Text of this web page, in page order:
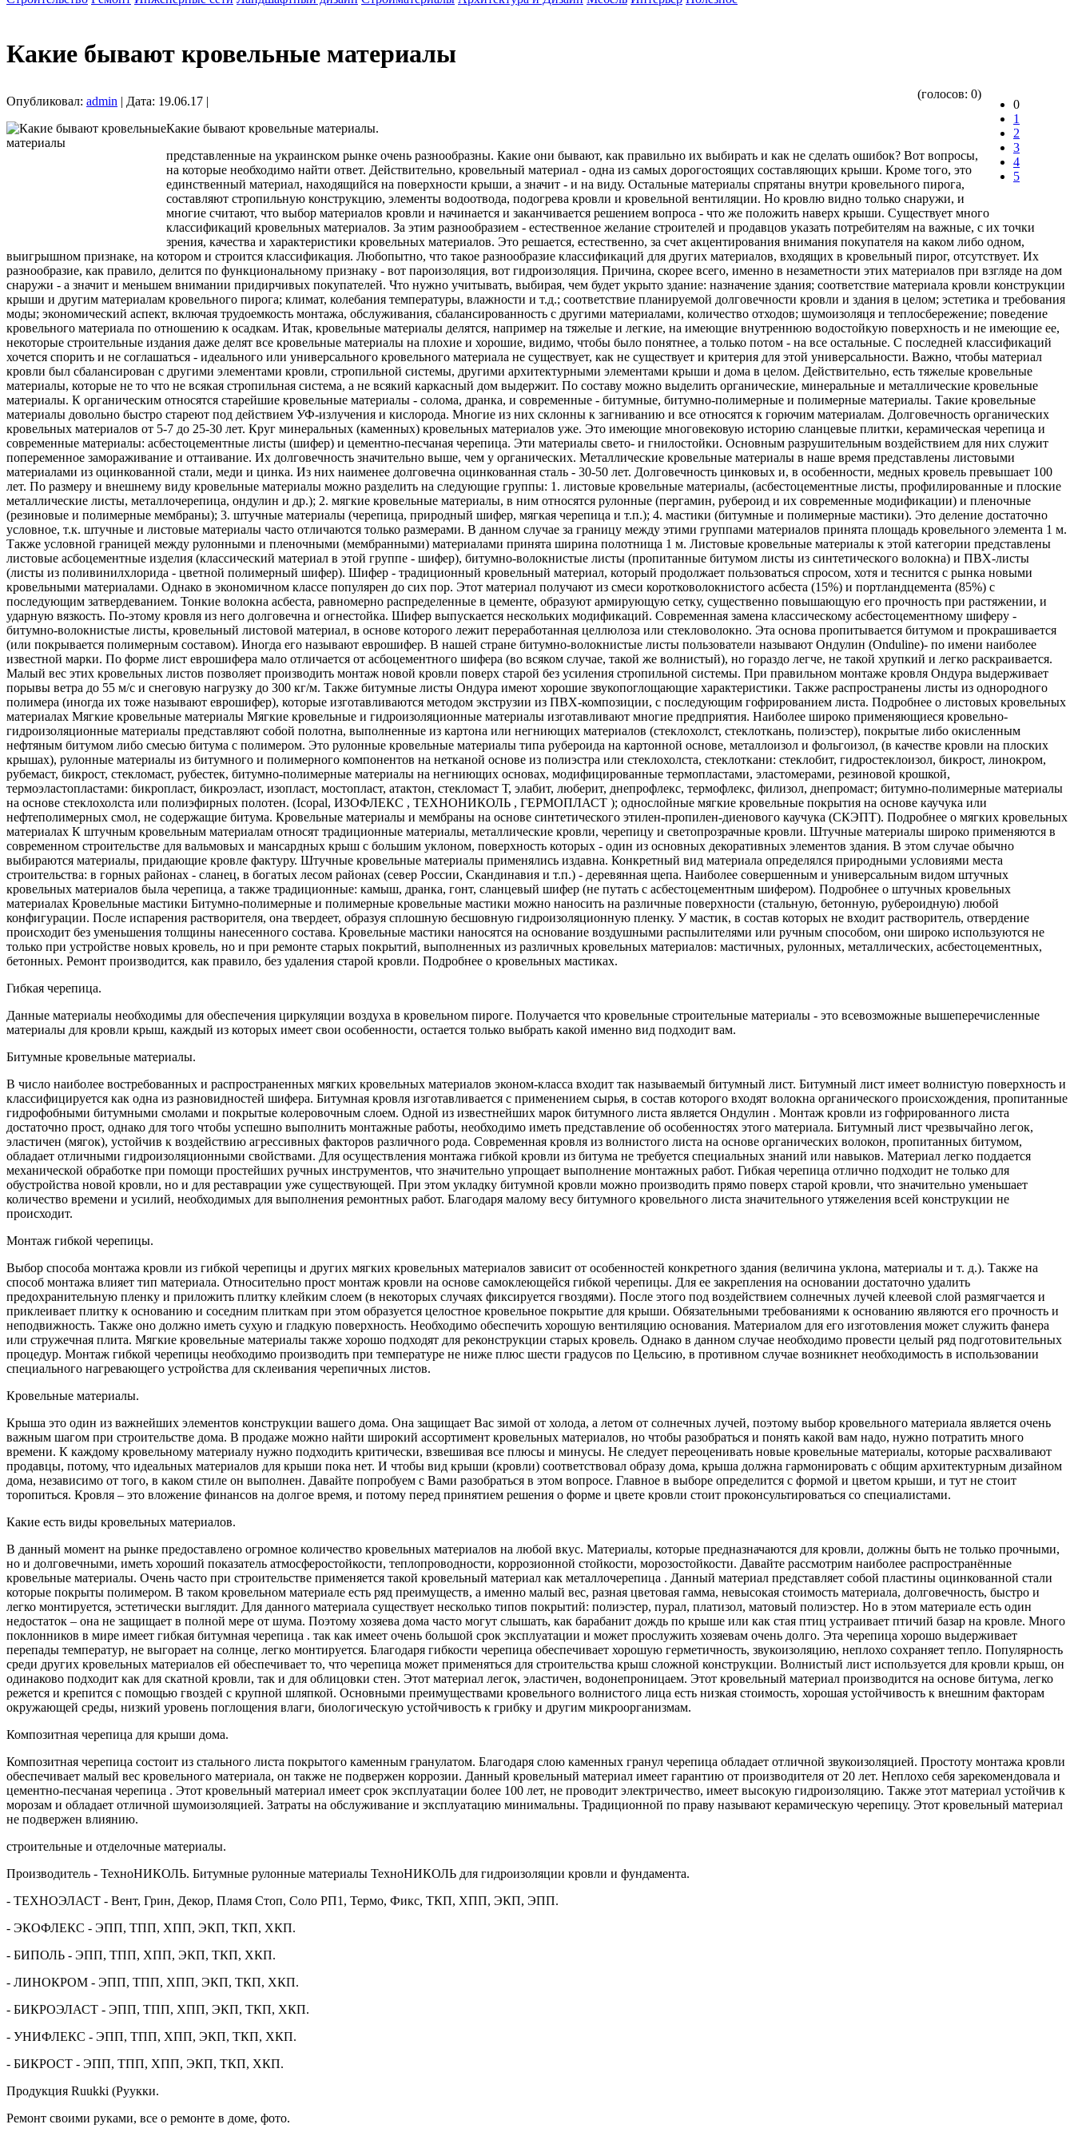
Какие бывают кровельные материалы
Опубликовал: admin | Дата: 19.06.17 |
0
1
2
3
4
5
(голосов: 0)
Какие бывают кровельные материалы.
представленные на украинском рынке очень разнообразны. Какие они бывают, как правильно их выбирать и как не сделать ошибок? Вот вопросы,
на которые необходимо найти ответ. Действительно, кровельный материал - одна из самых дорогостоящих составляющих крыши. Кроме того, это
единственный материал, находящийся на поверхности крыши, а значит - и на виду. Остальные материалы спрятаны внутри кровельного пирога,
составляют стропильную конструкцию, элементы водоотвода, подогрева кровли и кровельной вентиляции. Но кровлю видно только снаружи, и
многие считают, что выбор материалов кровли и начинается и заканчивается решением вопроса - что же положить наверх крыши. Существует много
классификаций кровельных материалов. За этим разнообразием - естественное желание строителей и продавцов указать потребителям на важные, с их точки
зрения, качества и характеристики кровельных материалов. Это решается, естественно, за счет акцентирования внимания покупателя на каком либо одном,
выигрышном признаке, на котором и строится классификация. Любопытно, что такое разнообразие классификаций для других материалов, входящих в кровельный пирог, отсутствует. Их
разнообразие, как правило, делится по функциональному признаку - вот пароизоляция, вот гидроизоляция. Причина, скорее всего, именно в незаметности этих материалов при взгляде на дом
снаружи - а значит и меньшем внимании придирчивых покупателей. Что нужно учитывать, выбирая, чем будет укрыто здание: назначение здания; соответствие материала кровли конструкции
крыши и другим материалам кровельного пирога; климат, колебания температуры, влажности и т.д.; соответствие планируемой долговечности кровли и здания в целом; эстетика и требования
моды; экономический аспект, включая трудоемкость монтажа, обслуживания, сбалансированность с другими материалами, количество отходов; шумоизоляця и теплосбережение; поведение
кровельного материала по отношению к осадкам. Итак, кровельные материалы делятся, например на тяжелые и легкие, на имеющие внутреннюю водостойкую поверхность и не имеющие ее,
некоторые строительные издания даже делят все кровельные материалы на плохие и хорошие, видимо, чтобы было понятнее, а только потом - на все остальные. С последней классификаций
хочется спорить и не соглашаться - идеального или универсального кровельного материала не существует, как не существует и критерия для этой универсальности. Важно, чтобы материал
кровли был сбалансирован с другими элементами кровли, стропильной системы, другими архитектурными элементами крыши и дома в целом. Действительно, есть тяжелые кровельные
материалы, которые не то что не всякая стропильная система, а не всякий каркасный дом выдержит. По составу можно выделить органические, минеральные и металлические кровельные
материалы. К органическим относятся старейшие кровельные материалы - солома, дранка, и современные - битумные, битумно-полимерные и полимерные материалы. Такие кровельные
материалы довольно быстро стареют под действием УФ-излучения и кислорода. Многие из них склонны к загниванию и все относятся к горючим материалам. Долговечность органических
кровельных материалов от 5-7 до 25-30 лет. Круг минеральных (каменных) кровельных материалов уже. Это имеющие многовековую историю сланцевые плитки, керамическая черепица и
современные материалы: асбестоцементные листы (шифер) и цементно-песчаная черепица. Эти материалы свето- и гнилостойки. Основным разрушительным воздействием для них служит
попеременное замораживание и оттаивание. Их долговечность значительно выше, чем у органических. Металлические кровельные материалы в наше время представлены листовыми
материалами из оцинкованной стали, меди и цинка. Из них наименее долговечна оцинкованная сталь - 30-50 лет. Долговечность цинковых и, в особенности, медных кровель превышает 100
лет. По размеру и внешнему виду кровельные материалы можно разделить на следующие группы: 1. листовые кровельные материалы, (асбестоцементные листы, профилированные и плоские
металлические листы, металлочерепица, ондулин и др.); 2. мягкие кровельные материалы, в ним относятся рулонные (пергамин, рубероид и их современные модификации) и пленочные
(резиновые и полимерные мембраны); 3. штучные материалы (черепица, природный шифер, мягкая черепица и т.п.); 4. мастики (битумные и полимерные мастики). Это деление достаточно
условное, т.к. штучные и листовые материалы часто отличаются только размерами. В данном случае за границу между этими группами материалов принята площадь кровельного элемента 1 м.
Также условной границей между рулонными и пленочными (мембранными) материалами принята ширина полотнища 1 м. Листовые кровельные материалы к этой категории представлены
листовые асбоцементные изделия (классический материал в этой группе - шифер), битумно-волокнистые листы (пропитанные битумом листы из синтетического волокна) и ПВХ-листы
(листы из поливинилхлорида - цветной полимерный шифер). Шифер - традиционный кровельный материал, который продолжает пользоваться спросом, хотя и теснится с рынка новыми
кровельными материалами. Однако в экономичном классе популярен до сих пор. Этот материал получают из смеси коротковолокнистого асбеста (15%) и портландцемента (85%) с
последующим затвердеванием. Тонкие волокна асбеста, равномерно распределенные в цементе, образуют армирующую сетку, существенно повышающую его прочность при растяжении, и
ударную вязкость. По-этому кровля из него долговечна и огнестойка. Шифер выпускается нескольких модификаций. Современная замена классическому асбестоцементному шиферу -
битумно-волокнистые листы, кровельный листовой материал, в основе которого лежит переработанная целлюлоза или стекловолокно. Эта основа пропитывается битумом и прокрашивается
(или покрывается полимерным составом). Иногда его называют еврошифер. В нашей стране битумно-волокнистые листы пользователи называют Ондулин (Onduline)- по имени наиболее
известной марки. По форме лист еврошифера мало отличается от асбоцементного шифера (во всяком случае, такой же волнистый), но гораздо легче, не такой хрупкий и легко раскраивается.
Малый вес этих кровельных листов позволяет производить монтаж новой кровли поверх старой без усиления стропильной системы. При правильном монтаже кровля Ондура выдерживает
порывы ветра до 55 м/c и снеговую нагрузку до 300 кг/м. Также битумные листы Ондура имеют хорошие звукопоглощающие характеристики. Также распространены листы из однородного
полимера (иногда их тоже называют еврошифер), которые изготавливаются методом экструзии из ПВХ-композиции, с последующим гофрированием листа. Подробнее о листовых кровельных
материалах Мягкие кровельные материалы Мягкие кровельные и гидроизоляционные материалы изготавливают многие предприятия. Наиболее широко применяющиеся кровельно-
гидроизоляционные материалы представляют собой полотна, выполненные из картона или негниющих материалов (стеклохолст, стеклоткань, полиэстер), покрытые либо окисленным
нефтяным битумом либо смесью битума с полимером. Это рулонные кровельные материалы типа рубероида на картонной основе, металлоизол и фольгоизол, (в качестве кровли на плоских
крышах), рулонные материалы из битумного и полимерного компонентов на нетканой основе из полиэстра или стеклохолста, стеклоткани: стеклобит, гидростеклоизол, бикрост, линокром,
рубемаст, бикрост, стекломаст, рубестек, битумно-полимерные материалы на негниющих основах, модифицированные термопластами, эластомерами, резиновой крошкой,
термоэластопластами: бикропласт, бикроэласт, изопласт, мостопласт, атактон, стекломаст Т, элабит, люберит, днепрофлекс, термофлекс, филизол, днепромаст; битумно-полимерные материалы
на основе стеклохолста или полиэфирных полотен. (Icopal, ИЗОФЛЕКС , ТЕХНОНИКОЛЬ , ГЕРМОПЛАСТ ); однослойные мягкие кровельные покрытия на основе каучука или
нефтеполимерных смол, не содержащие битума. Кровельные материалы и мембраны на основе синтетического этилен-пропилен-диенового каучука (СКЭПТ). Подробнее о мягких кровельных
материалах К штучным кровельным материалам относят традиционные материалы, металлические кровли, черепицу и светопрозрачные кровли. Штучные материалы широко применяются в
современном строительстве для вальмовых и мансардных крыш с большим уклоном, поверхность которых - один из основных декоративных элементов здания. В этом случае обычно
выбираются материалы, придающие кровле фактуру. Штучные кровельные материалы применялись издавна. Конкретный вид материала определялся природными условиями места
строительства: в горных районах - сланец, в богатых лесом районах (север России, Скандинавия и т.п.) - деревянная щепа. Наиболее совершенным и универсальным видом штучных
кровельных материалов была черепица, а также традиционные: камыш, дранка, гонт, сланцевый шифер (не путать с асбестоцементным шифером). Подробнее о штучных кровельных
материалах Кровельные мастики Битумно-полимерные и полимерные кровельные мастики можно наносить на различные поверхности (стальную, бетонную, рубероидную) любой
конфигурации. После испарения растворителя, она твердеет, образуя сплошную бесшовную гидроизоляционную пленку. У мастик, в состав которых не входит растворитель, отвердение
происходит без уменьшения толщины нанесенного состава. Кровельные мастики наносятся на основание воздушными распылителями или ручным способом, они широко используются не
только при устройстве новых кровель, но и при ремонте старых покрытий, выполненных из различных кровельных материалов: мастичных, рулонных, металлических, асбестоцементных,
бетонных. Ремонт производится, как правило, без удаления старой кровли. Подробнее о кровельных мастиках.
Гибкая черепица.
Данные материалы необходимы для обеспечения циркуляции воздуха в кровельном пироге. Получается что кровельные строительные материалы - это всевозможные вышеперечисленные
материалы для кровли крыш, каждый из которых имеет свои особенности, остается только выбрать какой именно вид подходит вам.
Битумные кровельные материалы.
В число наиболее востребованных и распространенных мягких кровельных материалов эконом-класса входит так называемый битумный лист. Битумный лист имеет волнистую поверхность и
классифицируется как одна из разновидностей шифера. Битумная кровля изготавливается с применением сырья, в состав которого входят волокна органического происхождения, пропитанные
гидрофобными битумными смолами и покрытые колеровочным слоем. Одной из известнейших марок битумного листа является Ондулин . Монтаж кровли из гофрированного листа
достаточно прост, однако для того чтобы успешно выполнить монтажные работы, необходимо иметь представление об особенностях этого материала. Битумный лист чрезвычайно легок,
эластичен (мягок), устойчив к воздействию агрессивных факторов различного рода. Современная кровля из волнистого листа на основе органических волокон, пропитанных битумом,
обладает отличными гидроизоляционными свойствами. Для осуществления монтажа гибкой кровли из битума не требуется специальных знаний или навыков. Материал легко поддается
механической обработке при помощи простейших ручных инструментов, что значительно упрощает выполнение монтажных работ. Гибкая черепица отлично подходит не только для
обустройства новой кровли, но и для реставрации уже существующей. При этом укладку битумной кровли можно производить прямо поверх старой кровли, что значительно уменьшает
количество времени и усилий, необходимых для выполнения ремонтных работ. Благодаря малому весу битумного кровельного листа значительного утяжеления всей конструкции не
происходит.
Монтаж гибкой черепицы.
Выбор способа монтажа кровли из гибкой черепицы и других мягких кровельных материалов зависит от особенностей конкретного здания (величина уклона, материалы и т. д.). Также на
способ монтажа влияет тип материала. Относительно прост монтаж кровли на основе самоклеющейся гибкой черепицы. Для ее закрепления на основании достаточно удалить
предохранительную пленку и приложить плитку клейким слоем (в некоторых случаях фиксируется гвоздями). После этого под воздействием солнечных лучей клеевой слой размягчается и
приклеивает плитку к основанию и соседним плиткам при этом образуется целостное кровельное покрытие для крыши. Обязательными требованиями к основанию являются его прочность и
неподвижность. Также оно должно иметь сухую и гладкую поверхность. Необходимо обеспечить хорошую вентиляцию основания. Материалом для его изготовления может служить фанера
или стружечная плита. Мягкие кровельные материалы также хорошо подходят для реконструкции старых кровель. Однако в данном случае необходимо провести целый ряд подготовительных
процедур. Монтаж гибкой черепицы необходимо производить при температуре не ниже плюс шести градусов по Цельсию, в противном случае возникнет необходимость в использовании
специального нагревающего устройства для склеивания черепичных листов.
Кровельные материалы.
Крыша это один из важнейших элементов конструкции вашего дома. Она защищает Вас зимой от холода, а летом от солнечных лучей, поэтому выбор кровельного материала является очень
важным шагом при строительстве дома. В продаже можно найти широкий ассортимент кровельных материалов, но чтобы разобраться и понять какой вам надо, нужно потратить много
времени. К каждому кровельному материалу нужно подходить критически, взвешивая все плюсы и минусы. Не следует переоценивать новые кровельные материалы, которые расхваливают
продавцы, потому, что идеальных материалов для крыши пока нет. И чтобы вид крыши (кровли) соответствовал образу дома, крыша должна гармонировать с общим архитектурным дизайном
дома, независимо от того, в каком стиле он выполнен. Давайте попробуем с Вами разобраться в этом вопросе. Главное в выборе определится с формой и цветом крыши, и тут не стоит
торопиться. Кровля – это вложение финансов на долгое время, и потому перед принятием решения о форме и цвете кровли стоит проконсультироваться со специалистами.
Какие есть виды кровельных материалов.
В данный момент на рынке предоставлено огромное количество кровельных материалов на любой вкус. Материалы, которые предназначаются для кровли, должны быть не только прочными,
но и долговечными, иметь хороший показатель атмосферостойкости, теплопроводности, коррозионной стойкости, морозостойкости. Давайте рассмотрим наиболее распространённые
кровельные материалы. Очень часто при строительстве применяется такой кровельный материал как металлочерепица . Данный материал представляет собой пластины оцинкованной стали
которые покрыты полимером. В таком кровельном материале есть ряд преимуществ, а именно малый вес, разная цветовая гамма, невысокая стоимость материала, долговечность, быстро и
легко монтируется, эстетически выглядит. Для данного материала существует несколько типов покрытий: полиэстер, пурал, платизол, матовый полиэстер. Но в этом материале есть один
недостаток – она не защищает в полной мере от шума. Поэтому хозяева дома часто могут слышать, как барабанит дождь по крыше или как стая птиц устраивает птичий базар на кровле. Много
поклонников в мире имеет гибкая битумная черепица . так как имеет очень большой срок эксплуатации и может прослужить хозяевам очень долго. Эта черепица хорошо выдерживает
перепады температур, не выгорает на солнце, легко монтируется. Благодаря гибкости черепица обеспечивает хорошую герметичность, звукоизоляцию, неплохо сохраняет тепло. Популярность
среди других кровельных материалов ей обеспечивает то, что черепица может применяться для строительства крыш сложной конструкции. Волнистый лист используется для кровли крыш, он
одинаково подходит как для скатной кровли, так и для облицовки стен. Этот материал легок, эластичен, водонепроницаем. Этот кровельный материал производится на основе битума, легко
режется и крепится с помощью гвоздей с крупной шляпкой. Основными преимуществами кровельного волнистого лица есть низкая стоимость, хорошая устойчивость к внешним факторам
окружающей среды, низкий уровень поглощения влаги, биологическую устойчивость к грибку и другим микроорганизмам.
Композитная черепица для крыши дома.
Композитная черепица состоит из стального листа покрытого каменным гранулатом. Благодаря слою каменных гранул черепица обладает отличной звукоизоляцией. Простоту монтажа кровли
обеспечивает малый вес кровельного материала, он также не подвержен коррозии. Данный кровельный материал имеет гарантию от производителя от 20 лет. Неплохо себя зарекомендовала и
цементно-песчаная черепица . Этот кровельный материал имеет срок эксплуатации более 100 лет, не проводит электричество, имеет высокую гидроизоляцию. Также этот материал устойчив к
морозам и обладает отличной шумоизоляцией. Затраты на обслуживание и эксплуатацию минимальны. Традиционной по праву называют керамическую черепицу. Этот кровельный материал
не подвержен влиянию.
строительные и отделочные материалы.
Производитель - ТехноНИКОЛЬ. Битумные рулонные материалы ТехноНИКОЛЬ для гидроизоляции кровли и фундамента.
- ТЕХНОЭЛАСТ - Вент, Грин, Декор, Пламя Стоп, Соло РП1, Термо, Фикс, ТКП, ХПП, ЭКП, ЭПП.
- ЭКОФЛЕКС - ЭПП, ТПП, ХПП, ЭКП, ТКП, ХКП.
- БИПОЛЬ - ЭПП, ТПП, ХПП, ЭКП, ТКП, ХКП.
- ЛИНОКРОМ - ЭПП, ТПП, ХПП, ЭКП, ТКП, ХКП.
- БИКРОЭЛАСТ - ЭПП, ТПП, ХПП, ЭКП, ТКП, ХКП.
- УНИФЛЕКС - ЭПП, ТПП, ХПП, ЭКП, ТКП, ХКП.
- БИКРОСТ - ЭПП, ТПП, ХПП, ЭКП, ТКП, ХКП.
Продукция Ruukki (Руукки.
Ремонт своими руками, все о ремонте в доме, фото.